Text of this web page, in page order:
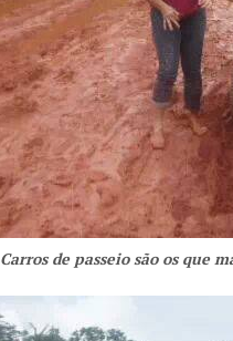
Carros de passeio são os que